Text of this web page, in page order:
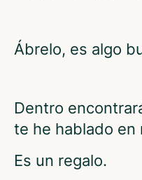
Ábrelo, es algo
Dentro
te he hablado en
Es un regalo.